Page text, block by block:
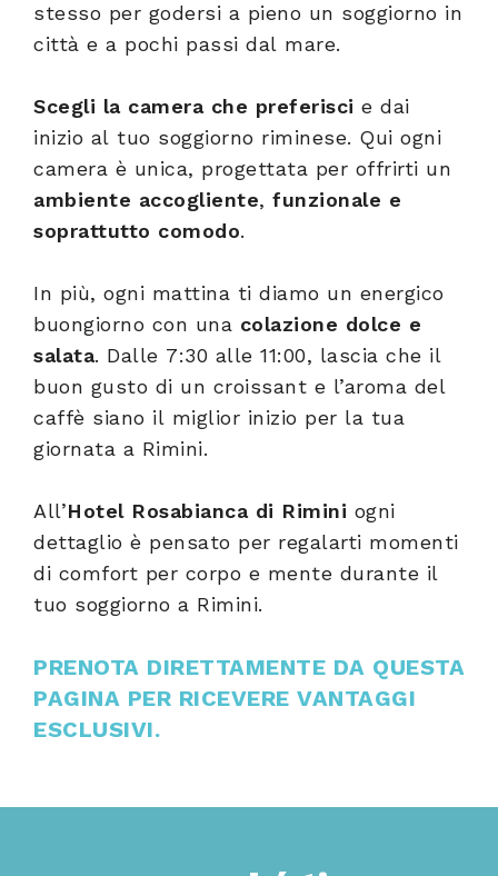
stesso per godersi a pieno un soggiorno in
città e a pochi passi dal mare.
Scegli la camera che preferisci e dai
inizio al tuo soggiorno riminese. Qui ogni
camera è unica, progettata per offrirti un
ambiente accogliente, funzionale e
soprattutto comodo.
In più, ogni mattina ti diamo un energico
buongiorno con una colazione dolce e
salata. Dalle 7:30 alle 11:00, lascia che il
buon gusto di un croissant e l’aroma del
caffè siano il miglior inizio per la tua
giornata a Rimini.
All’Hotel Rosabianca di Rimini ogni
dettaglio è pensato per regalarti momenti
di comfort per corpo e mente durante il
tuo soggiorno a Rimini.
PRENOTA DIRETTAMENTE DA QUESTA
PAGINA PER RICEVERE VANTAGGI
ESCLUSIVI.